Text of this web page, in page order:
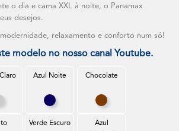
o dia e cama XXL à noite, o Panamax
desejos.
relaxamento e conforto num só!
modelo no nosso canal Youtube.
Azul Noite
Azul Noite
Chocolate
Chocolate
Verde Escuro
Azul